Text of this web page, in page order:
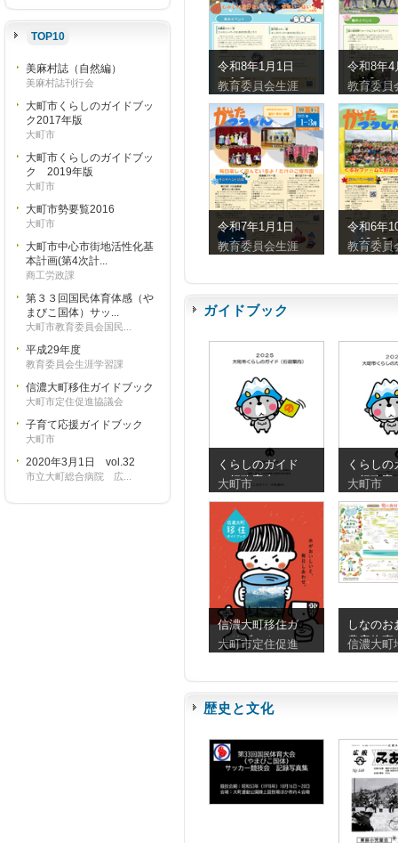
TOP10
美麻村誌（自然編）
美麻村誌刊行会
大町市くらしのガイドブッ
ク2017年版
大町市
大町市くらしのガイドブッ
ク 2019年版
大町市
大町市勢要覧2016
大町市
大町市中心市街地活性化基
本計画(第4次計...
商工労政課
第３３回国民体育体感（や
まびこ国体）サッ...
大町市教育委員会国民...
平成29年度
教育委員会生涯学習課
信濃大町移住ガイドブック
大町市定住促進協議会
子育て応援ガイドブック
大町市
2020年3月1日 vol.32
市立大町総合病院 広...
令和8年1月1日
（1-3）
教育委員会生涯
令和8年4
（4-6）
教育委員
令和7年1月1日
（1-3）
教育委員会生涯
令和6年
（10-12）
教育委員
ガイドブック
くらしのガイド
（行政案内）
2025年版
大町市
くらしの
（行政案
2024年版
大町市
信濃大町移住ガ
イドブック
大町市定住促進
しなのお
農産物直
ップ＆旬
信濃大町
歴史と文化